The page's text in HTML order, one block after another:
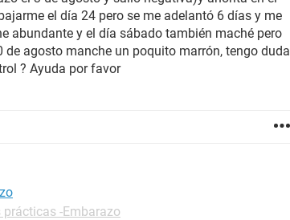
el día 24 pero se me adelantó 6 días y me
abundante y el día sábado también maché pero
de agosto manche un poquito marrón, tengo duda
? Ayuda por favor
prácticas -Embarazo